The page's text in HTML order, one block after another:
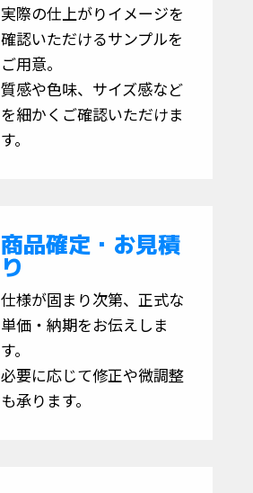
実際の仕上がりイメージを
確認いただけるサンプルを
ご用意。
質感や色味、サイズ感など
を細かくご確認いただけま
す。
商品確定・お見積
り
仕様が固まり次第、正式な
単価・納期をお伝えしま
す。
必要に応じて修正や微調整
も承ります。